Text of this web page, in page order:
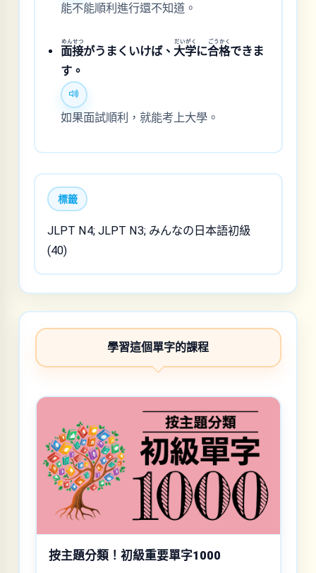
能不能順利進行還不知道。
面接
めんせつ
がうまくいけば、 大学
だいがく
に合格
ごうかく
できま
す。
如果面試順利，就能考上大學。
標籤
JLPT N4; JLPT N3; みんなの日本語初級
(40)
學習這個單字的課程
按主題分類！初級重要單字1000